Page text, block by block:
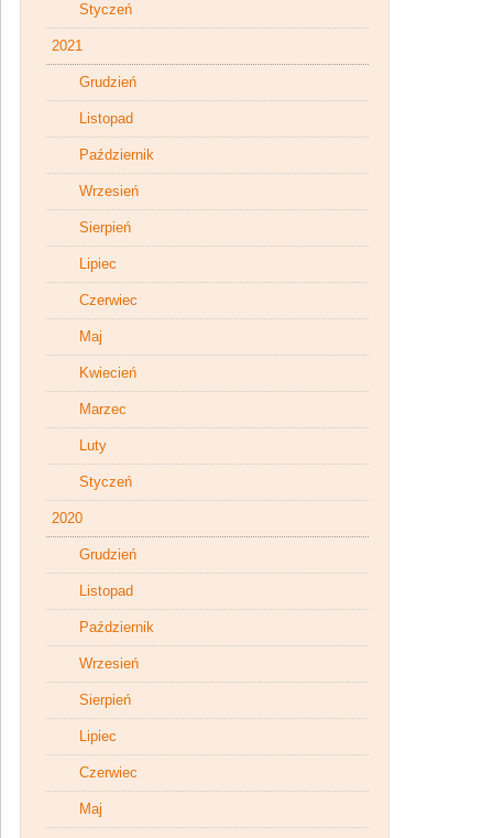
Styczeń
2021
Grudzień
Listopad
Październik
Wrzesień
Sierpień
Lipiec
Czerwiec
Maj
Kwiecień
Marzec
Luty
Styczeń
2020
Grudzień
Listopad
Październik
Wrzesień
Sierpień
Lipiec
Czerwiec
Maj